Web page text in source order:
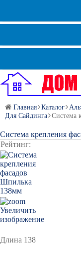
Главная Каталог
Для Сайдинга Система
Система крепления
Рейтинг:
Увеличить
изображение
Длина 138